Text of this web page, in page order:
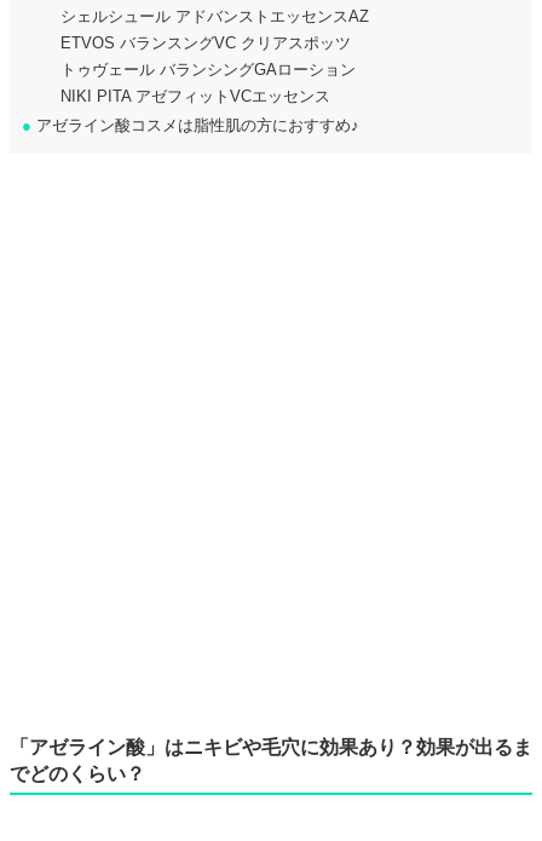
シェルシュール アドバンストエッセンスAZ
ETVOS バランスングVC クリアスポッツ
トゥヴェール バランシングGAローション
NIKI PITA アゼフィットVCエッセンス
● アゼライン酸コスメは脂性肌の方におすすめ♪
「アゼライン酸」はニキビや毛穴に効果あり？効果が出るま
でどのくらい？